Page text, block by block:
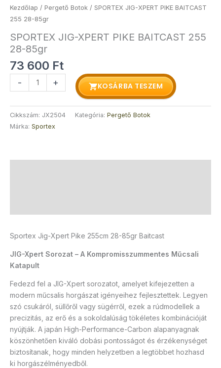
Kezdőlap / Pergető Botok / SPORTEX JIG-XPERT PIKE BAITCAST
255 28-85gr
SPORTEX JIG-XPERT PIKE BAITCAST 255
28-85gr
73 600 Ft
-
85gr
mennyiség
+ KOSÁRBA TESZEM
Cikkszám: JX2504 Kategória: Pergető Botok
Márka: Sportex
Sportex Jig-Xpert Pike 255cm 28-85gr Baitcast
JIG-Xpert Sorozat – A Kompromisszummentes Műcsali
Katapult
Fedezd fel a JIG-Xpert sorozatot, amelyet kifejezetten a
modern műcsalis horgászat igényeihez fejlesztettek. Legyen
szó csukáról, süllőről vagy sügérről, ezek a rúdmodellek a
precizitás, az erő és a sokoldalúság tökéletes kombinációját
nyújtják. A japán High-Performance-Carbon alapanyagnak
köszönhetően kiváló dobási pontosságot és érzékenységet
biztosítanak, hogy minden helyzetben a legtöbbet hozhasd
ki horgászélményedből.